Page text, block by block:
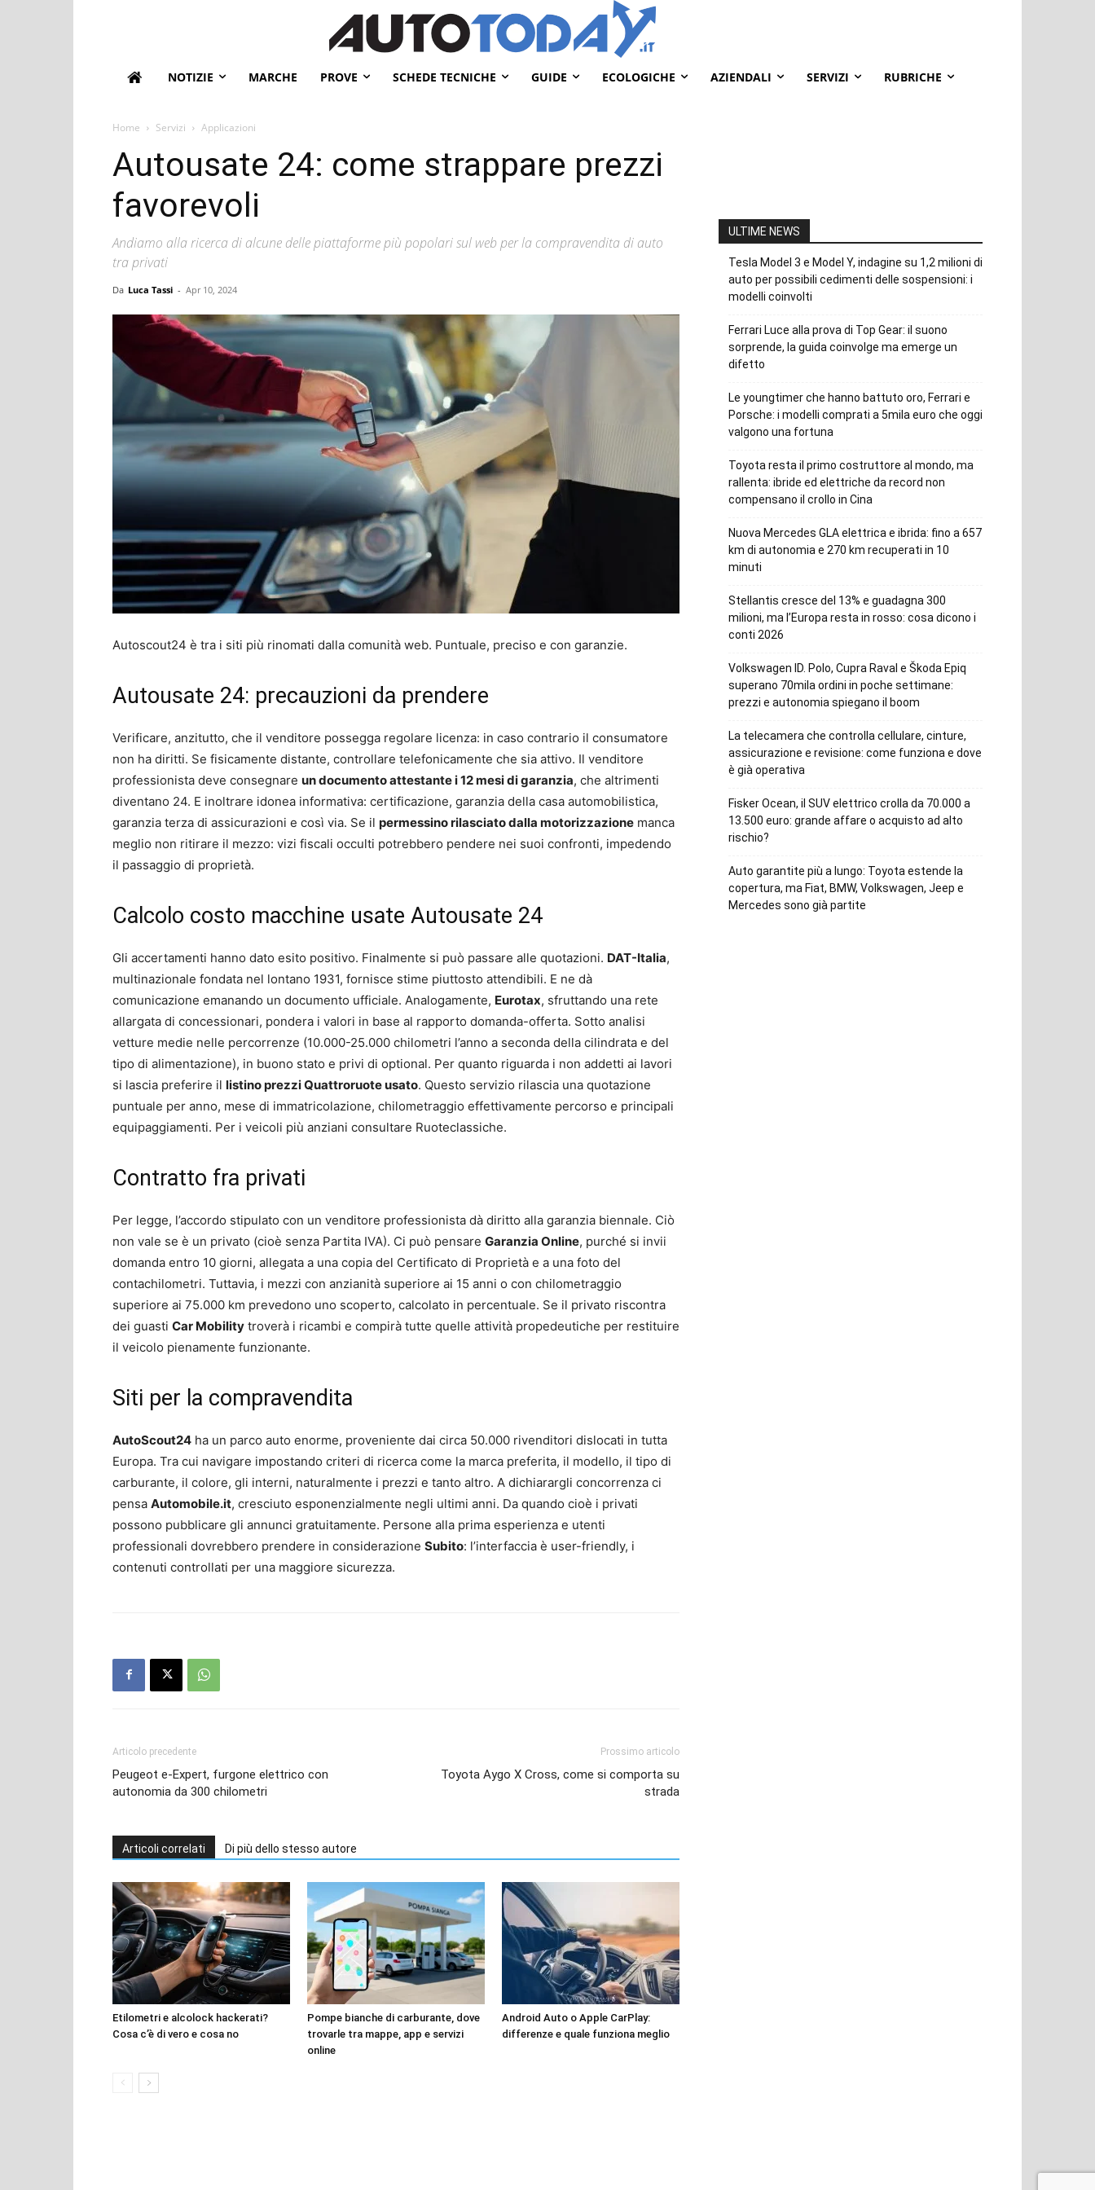
NOTIZIE MARCHE PROVE SCHEDE TECNICHE GUIDE ECOLOGICHE AZIENDALI SERVIZI RUBRICHE
Home Servizi Applicazioni
Autousate 24: come strappare prezzi
favorevoli
Andiamo alla ricerca di alcune delle piattaforme più popolari sul web per la compravendita di auto
tra privati
Da Luca Tassi - Apr 10, 2024
Autoscout24 è tra i siti più rinomati dalla comunità web. Puntuale, preciso e con garanzie.
Autousate 24: precauzioni da prendere
Verificare, anzitutto, che il venditore possegga regolare licenza: in caso contrario il consumatore
non ha diritti. Se fisicamente distante, controllare telefonicamente che sia attivo. Il venditore
professionista deve consegnare un documento attestante i 12 mesi di garanzia, che altrimenti
diventano 24. E inoltrare idonea informativa: certificazione, garanzia della casa automobilistica,
garanzia terza di assicurazioni e così via. Se il permessino rilasciato dalla motorizzazione manca
meglio non ritirare il mezzo: vizi fiscali occulti potrebbero pendere nei suoi confronti, impedendo
il passaggio di proprietà.
Calcolo costo macchine usate Autousate 24
Gli accertamenti hanno dato esito positivo. Finalmente si può passare alle quotazioni. DAT-Italia,
multinazionale fondata nel lontano 1931, fornisce stime piuttosto attendibili. E ne dà
comunicazione emanando un documento ufficiale. Analogamente, Eurotax, sfruttando una rete
allargata di concessionari, pondera i valori in base al rapporto domanda-offerta. Sotto analisi
vetture medie nelle percorrenze (10.000-25.000 chilometri l’anno a seconda della cilindrata e del
tipo di alimentazione), in buono stato e privi di optional. Per quanto riguarda i non addetti ai lavori
si lascia preferire il listino prezzi Quattroruote usato. Questo servizio rilascia una quotazione
puntuale per anno, mese di immatricolazione, chilometraggio effettivamente percorso e principali
equipaggiamenti. Per i veicoli più anziani consultare Ruoteclassiche.
Contratto fra privati
Per legge, l’accordo stipulato con un venditore professionista dà diritto alla garanzia biennale. Ciò
non vale se è un privato (cioè senza Partita IVA). Ci può pensare Garanzia Online, purché si invii
domanda entro 10 giorni, allegata a una copia del Certificato di Proprietà e a una foto del
contachilometri. Tuttavia, i mezzi con anzianità superiore ai 15 anni o con chilometraggio
superiore ai 75.000 km prevedono uno scoperto, calcolato in percentuale. Se il privato riscontra
dei guasti Car Mobility troverà i ricambi e compirà tutte quelle attività propedeutiche per restituire
il veicolo pienamente funzionante.
Siti per la compravendita
AutoScout24 ha un parco auto enorme, proveniente dai circa 50.000 rivenditori dislocati in tutta
Europa. Tra cui navigare impostando criteri di ricerca come la marca preferita, il modello, il tipo di
carburante, il colore, gli interni, naturalmente i prezzi e tanto altro. A dichiarargli concorrenza ci
pensa Automobile.it, cresciuto esponenzialmente negli ultimi anni. Da quando cioè i privati
possono pubblicare gli annunci gratuitamente. Persone alla prima esperienza e utenti
professionali dovrebbero prendere in considerazione Subito: l’interfaccia è user-friendly, i
contenuti controllati per una maggiore sicurezza.
Articolo precedente
Peugeot e-Expert, furgone elettrico con
autonomia da 300 chilometri
Prossimo articolo
Toyota Aygo X Cross, come si comporta su
strada
Articoli correlati Di più dello stesso autore
Etilometri e alcolock hackerati?
Cosa c’è di vero e cosa no
Pompe bianche di carburante, dove
trovarle tra mappe, app e servizi
online
Android Auto o Apple CarPlay:
differenze e quale funziona meglio
ULTIME NEWS
Tesla Model 3 e Model Y, indagine su 1,2 milioni di
auto per possibili cedimenti delle sospensioni: i
modelli coinvolti
Ferrari Luce alla prova di Top Gear: il suono
sorprende, la guida coinvolge ma emerge un
difetto
Le youngtimer che hanno battuto oro, Ferrari e
Porsche: i modelli comprati a 5mila euro che oggi
valgono una fortuna
Toyota resta il primo costruttore al mondo, ma
rallenta: ibride ed elettriche da record non
compensano il crollo in Cina
Nuova Mercedes GLA elettrica e ibrida: fino a 657
km di autonomia e 270 km recuperati in 10
minuti
Stellantis cresce del 13% e guadagna 300
milioni, ma l’Europa resta in rosso: cosa dicono i
conti 2026
Volkswagen ID. Polo, Cupra Raval e Škoda Epiq
superano 70mila ordini in poche settimane:
prezzi e autonomia spiegano il boom
La telecamera che controlla cellulare, cinture,
assicurazione e revisione: come funziona e dove
è già operativa
Fisker Ocean, il SUV elettrico crolla da 70.000 a
13.500 euro: grande affare o acquisto ad alto
rischio?
Auto garantite più a lungo: Toyota estende la
copertura, ma Fiat, BMW, Volkswagen, Jeep e
Mercedes sono già partite